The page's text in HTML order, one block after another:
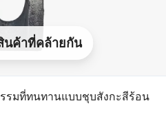
นค้าที่คล้ายกัน
รมที่ทนทานแบบชุบสังกะสีร้อน